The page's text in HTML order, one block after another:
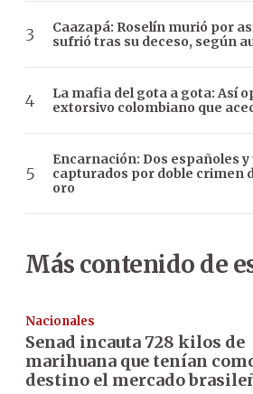
Caazapá: Roselín murió por
sufrió tras su deceso, según
La mafia del gota a gota: Así
extorsivo colombiano que
Encarnación: Dos españoles
capturados por doble crimen
oro
Más contenido de
Nacionales
Senad incauta 728 kilos de
marihuana que tenían
destino el mercado